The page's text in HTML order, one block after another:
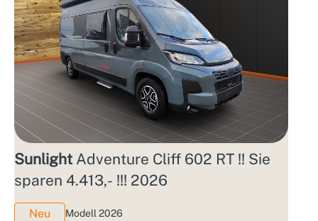
Sunlight Adventure Cliff 602 RT !! Sie
sparen 4.413,- !!! 2026
Neu
Modell 2026